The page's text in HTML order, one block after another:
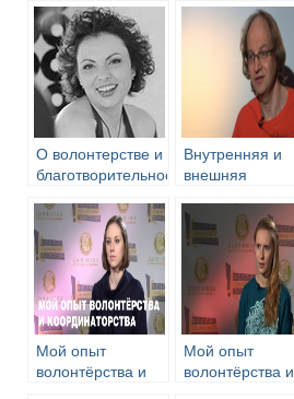
О волонтерстве и
благотворительности.
Внутренняя и
внешняя
волонтёров
Мой опыт
волонтёрства и
Мой опыт
волонтёрства и